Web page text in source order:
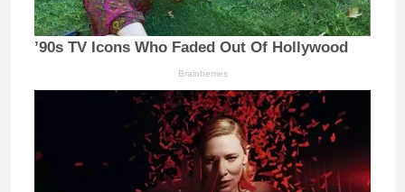
’90s TV Icons Who Faded Out Of Hollywood
Brainberries